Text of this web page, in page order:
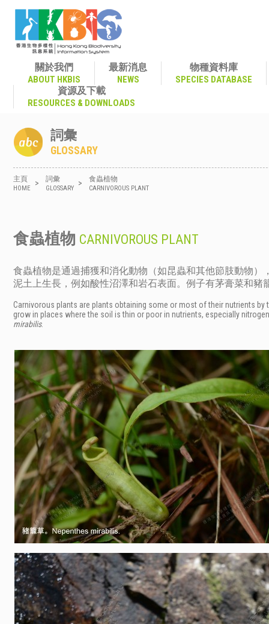
關於我們
ABOUT HKBIS
最新消息
NEWS
物種資料庫
SPECIES DATABASE
資源及下載
RESOURCES & DOWNLOADS
詞彙
GLOSSARY
主頁
HOME
> 詞彙
GLOSSARY
> 食蟲植物
CARNIVOROUS PLANT
食蟲植物 CARNIVOROUS PLANT
食蟲植物是通過捕獲和消化動物（如昆蟲和其他節肢動物
泥土上生長，例如酸性沼澤和岩石表面。例子有茅膏菜和豬
Carnivorous plants are plants obtaining some or most of their nutrients
grow in places where the soil is thin or poor in nutrients, especially
mirabilis.